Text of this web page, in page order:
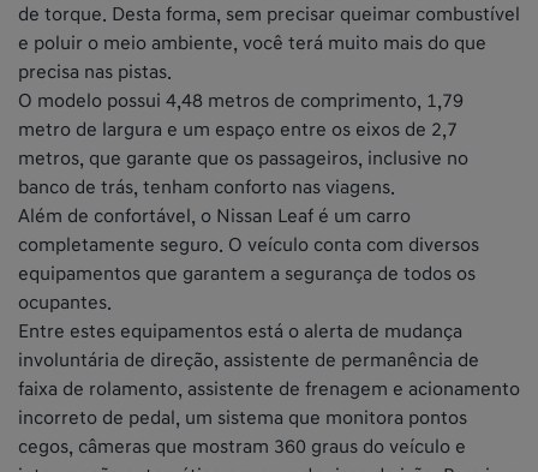
de torque. Desta forma, sem precisar queimar combustível
e poluir o meio ambiente, você terá muito mais do que
precisa nas pistas.
O modelo possui 4,48 metros de comprimento, 1,79
metro de largura e um espaço entre os eixos de 2,7
metros, que garante que os passageiros, inclusive no
banco de trás, tenham conforto nas viagens.
Além de confortável, o Nissan Leaf é um carro
completamente seguro. O veículo conta com diversos
equipamentos que garantem a segurança de todos os
ocupantes.
Entre estes equipamentos está o alerta de mudança
involuntária de direção, assistente de permanência de
faixa de rolamento, assistente de frenagem e acionamento
incorreto de pedal, um sistema que monitora pontos
cegos, câmeras que mostram 360 graus do veículo e